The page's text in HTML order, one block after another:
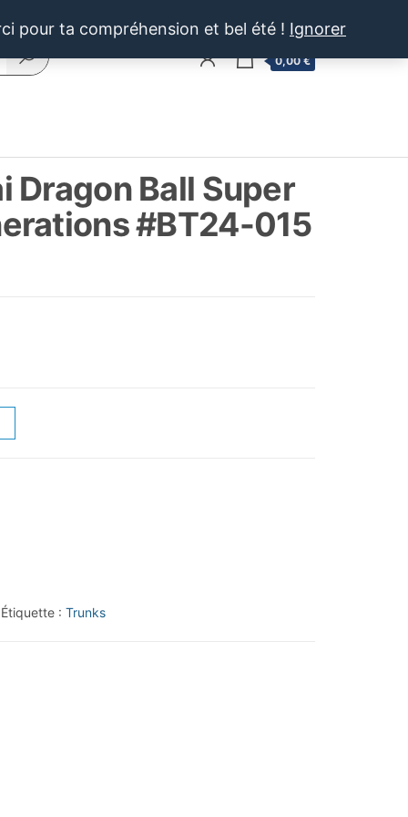
pour ta compréhension et bel été ! Ignorer
0,00 €
Dragon Ball Super
#BT24-015
Étiquette : Trunks